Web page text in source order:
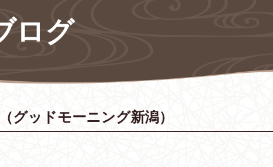
ログ
グッドモーニング新潟）